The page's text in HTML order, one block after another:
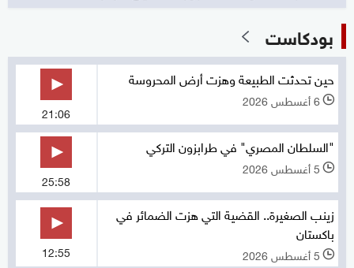
بودكاست
حين تحدثت الطبيعة وهزت أرض المحروسة
l 6 أغسطس 2026
21:06
"السلطان المصري" في طرابزون التركي
l 5 أغسطس 2026
25:58
زينب الصغيرة.. القضية التي هزت الضمائر في
باكستان
l 5 أغسطس 2026 12:55